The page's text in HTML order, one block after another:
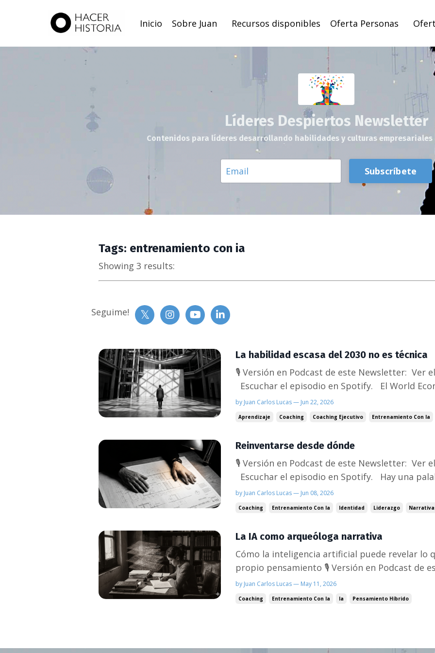
Inicio Sobre Juan Recursos disponibles Oferta Personas
Líderes Despiertos Newsletter
Contenidos para líderes desarrollando habilidades y culturas empresariales
Subscríbete
Tags: entrenamiento con ia
Showing 3 results:
Seguime!
La habilidad escasa del 2030 no es técnica
🎙️ Versión en Podcast de este Newsletter: Ver
Escuchar el episodio en Spotify. El World Economic Forum publicó una
proyección que casi nadie está tomando en
habilidades consideradas clave en el mercado
by Juan Carlos Lucas — Jun 22, 2026
Aprendizaje Coaching Coaching Ejecutivo Entrenamiento Con Ia
Reinventarse desde dónde
🎙️ Versión en Podcast de este Newsletter: Ver
Escuchar el episodio en Spotify. Hay una palabra que aparece en casi
todas las conversaciones sobre el futuro del
Reinvención. Se dice con urgencia. Se pide
by Juan Carlos Lucas — Jun 08, 2026
Coaching Entrenamiento Con Ia Identidad Liderazgo
La IA como arqueóloga narrativa
Cómo la inteligencia artificial puede revelar lo
propio pensamiento 🎙️ Versión en Podcast de este Newsletter: Ver el
episodio en YouTube. Escuchar el episodio en Spotify. El juicio
ser juicio Hay algo que los líderes hacen todo
by Juan Carlos Lucas — May 11, 2026
Coaching Entrenamiento Con Ia Ia Pensamiento Híbrido